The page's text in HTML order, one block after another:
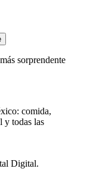
sorprendente
comida,
y todas las
Digital.